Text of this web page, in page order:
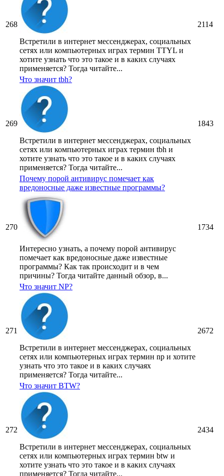
268
Встретили в интернет мессенджерах, социальных
сетях или компьютерных играх термин TTYL и
хотите узнать что это такое и в каких случаях
применяется? Тогда читайте...
2114
269
Что значит tbh?
Встретили в интернет мессенджерах, социальных
сетях или компьютерных играх термин tbh и
хотите узнать что это такое и в каких случаях
применяется? Тогда читайте...
1843
270
Почему порой антивирус помечает как
вредоносные даже известные программы?
Интересно узнать, а почему порой антивирус
помечает как вредоносные даже известные
программы? Как так происходит и в чем
причины? Тогда читайте данный обзор, в...
1734
271
Что значит NP?
Встретили в интернет мессенджерах, социальных
сетях или компьютерных играх термин np и хотите
узнать что это такое и в каких случаях
применяется? Тогда читайте...
2672
272
Что значит BTW?
Встретили в интернет мессенджерах, социальных
сетях или компьютерных играх термин btw и
хотите узнать что это такое и в каких случаях
применяется? Тогда читайте...
2434